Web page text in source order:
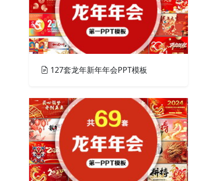
127套龙年新年年会PPT模板